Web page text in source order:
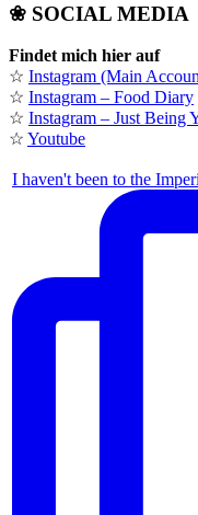
❀ SOCIAL MEDIA
Findet mich hier auf
☆ Instagram (Main
☆ Instagram – Food Diary
☆ Instagram – Just Being
☆ Youtube
I haven't been to the